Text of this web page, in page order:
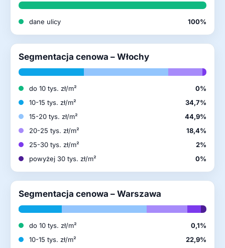
dane ulicy 100%
Segmentacja cenowa – Włochy
do 10 tys. zł/m²
0%
10-15 tys. zł/m²
34,7%
15-20 tys. zł/m²
44,9%
20-25 tys. zł/m²
18,4%
25-30 tys. zł/m²
2%
powyżej 30 tys. zł/m²
0%
Segmentacja cenowa – Warszawa
do 10 tys. zł/m²
0,1%
10-15 tys. zł/m²
22,9%